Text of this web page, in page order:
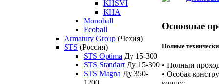
KHSVI
KHA
Monoball
Ecoball
Armatury Group (Чехия)
STS (Россия)
STS Optima Ду 15-300
STS Standart Ду 15-300
STS Magna Ду 350-
1200
Основные
Полные
• Полный
• Особая